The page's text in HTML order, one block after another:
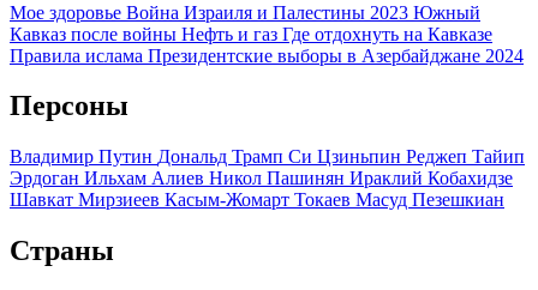
Мое здоровье Война Израиля и Палестины 2023 Южный
Кавказ после войны Нефть и газ Где отдохнуть на Кавказе
Правила ислама Президентские выборы в Азербайджане 2024
Персоны
Владимир Путин Дональд Трамп Си Цзиньпин Реджеп Тайип
Эрдоган Ильхам Алиев Никол Пашинян Ираклий Кобахидзе
Шавкат Мирзиеев Касым-Жомарт Токаев Масуд Пезешкиан
Страны